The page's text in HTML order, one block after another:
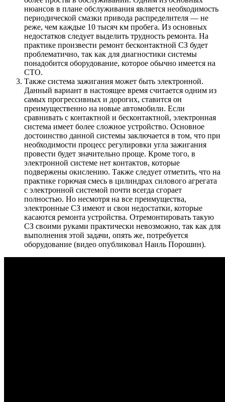
нюансов в плане обслуживания является необходимость
периодической смазки привода распределителя — не
реже, чем каждые 10 тысяч км пробега. Из основных
недостатков следует выделить трудность ремонта. На
практике произвести ремонт бесконтактной СЗ будет
проблематично, так как для диагностики системы
понадобится оборудование, которое обычно имеется на
СТО.
Также система зажигания может быть электронной.
Данный вариант в настоящее время считается одним из
самых прогрессивных и дорогих, ставится он
преимущественно на новые автомобили. Если
сравнивать с контактной и бесконтактной, электронная
система имеет более сложное устройство. Основное
достоинство данной системы заключается в том, что при
необходимости процесс регулировки угла зажигания
провести будет значительно проще. Кроме того, в
электронной системе нет контактов, которые
подвержены окислению. Также следует отметить, что на
практике горючая смесь в цилиндрах силового агрегата
с электронной системой почти всегда сгорает
полностью. Но несмотря на все преимущества,
электронные СЗ имеют и свои недостатки, которые
касаются ремонта устройства. Отремонтировать такую
СЗ своими руками практически невозможно, так как для
выполнения этой задачи, опять же, потребуется
оборудование (видео опубликовал Наиль Порошин).